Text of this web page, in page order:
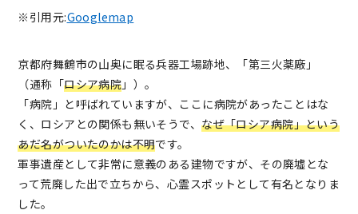
※引用元:Googlemap
京都府舞鶴市の山奥に眠る兵器工場跡地、「第三火薬廠」
（通称「ロシア病院 」）。
「病院」と呼ばれていますが、ここに病院があったことはな
く、ロシアとの関係も無いそうで、なぜ「ロシア病院」という
あだ名がついたのかは不明です。
軍事遺産として非常に意義のある建物ですが、その廃墟とな
って荒廃した出で立ちから、心霊スポットとして有名となりま
した。